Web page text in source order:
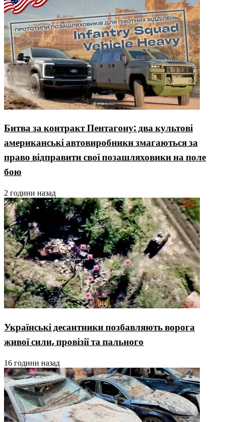
Битва за контракт Пентагону: два культові
американські автовиробники змагаються за
право відправити свої позашляховики на поле
бою
2 години назад
Українські десантники позбавляють ворога
живої сили, провізії та пального
16 години назад